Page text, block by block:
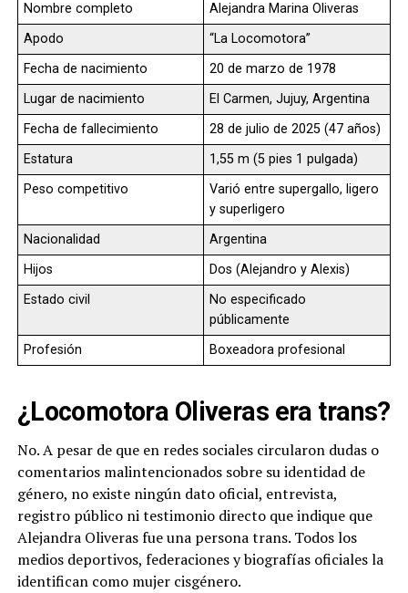
Nombre completo
Alejandra Marina Oliveras
Apodo
“La Locomotora”
Fecha de nacimiento
20 de marzo de 1978
Lugar de nacimiento
El Carmen, Jujuy, Argentina
Fecha de fallecimiento
28 de julio de 2025 (47 años)
Estatura
1,55 m (5 pies 1 pulgada)
Peso competitivo
Varió entre supergallo, ligero
y superligero
Nacionalidad
Argentina
Hijos
Dos (Alejandro y Alexis)
Estado civil
No especificado
públicamente
Profesión
Boxeadora profesional
¿Locomotora Oliveras era trans?
No. A pesar de que en redes sociales circularon dudas o
comentarios malintencionados sobre su identidad de
género, no existe ningún dato oficial, entrevista,
registro público ni testimonio directo que indique que
Alejandra Oliveras fue una persona trans. Todos los
medios deportivos, federaciones y biografías oficiales la
identifican como mujer cisgénero.